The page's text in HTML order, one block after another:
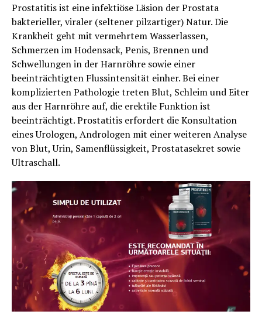
Prostatitis ist eine infektiöse Läsion der Prostata
bakterieller, viraler (seltener pilzartiger) Natur. Die
Krankheit geht mit vermehrtem Wasserlassen,
Schmerzen im Hodensack, Penis, Brennen und
Schwellungen in der Harnröhre sowie einer
beeinträchtigten Flussintensität einher. Bei einer
komplizierten Pathologie treten Blut, Schleim und Eiter
aus der Harnröhre auf, die erektile Funktion ist
beeinträchtigt. Prostatitis erfordert die Konsultation
eines Urologen, Andrologen mit einer weiteren Analyse
von Blut, Urin, Samenflüssigkeit, Prostatasekret sowie
Ultraschall.